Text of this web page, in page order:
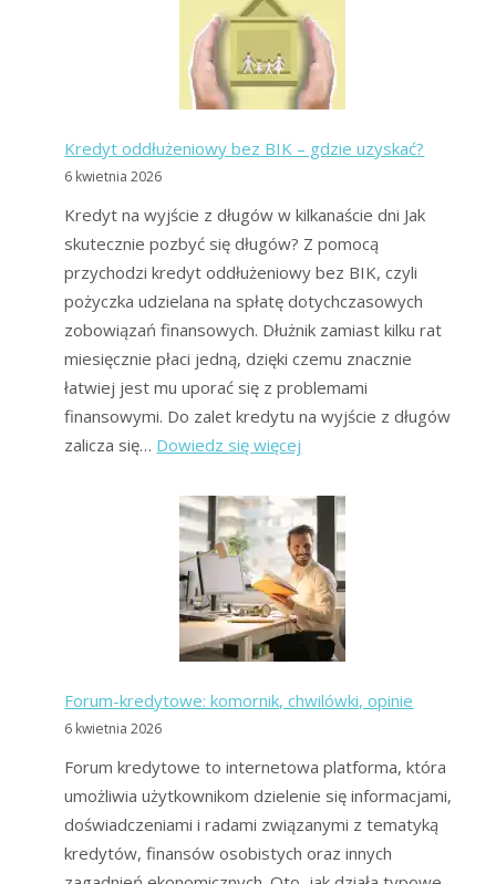
użytkowników
Kredyt oddłużeniowy bez BIK – gdzie uzyskać?
6 kwietnia 2026
Kredyt na wyjście z długów w kilkanaście dni Jak
skutecznie pozbyć się długów? Z pomocą
przychodzi kredyt oddłużeniowy bez BIK, czyli
pożyczka udzielana na spłatę dotychczasowych
zobowiązań finansowych. Dłużnik zamiast kilku rat
miesięcznie płaci jedną, dzięki czemu znacznie
łatwiej jest mu uporać się z problemami
finansowymi. Do zalet kredytu na wyjście z długów
zalicza się… Dowiedz się więcej
oddłużeniowy
bez
BIK
–
gdzie
uzyskać?
Forum-kredytowe: komornik, chwilówki, opinie
6 kwietnia 2026
Forum kredytowe to internetowa platforma, która
umożliwia użytkownikom dzielenie się informacjami,
doświadczeniami i radami związanymi z tematyką
kredytów, finansów osobistych oraz innych